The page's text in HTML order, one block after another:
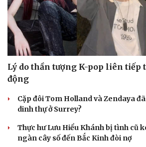
Tư vấn
Săn Tour
Câu
Đọc
Lý do thần tượng K-pop liên tiếp
động
Cặp đôi Tom Holland và Zendaya
dinh thự ở Surrey?
Thực hư Lưu Hiểu Khánh bị tình cũ
ngàn cây số đến Bắc Kinh đòi nợ